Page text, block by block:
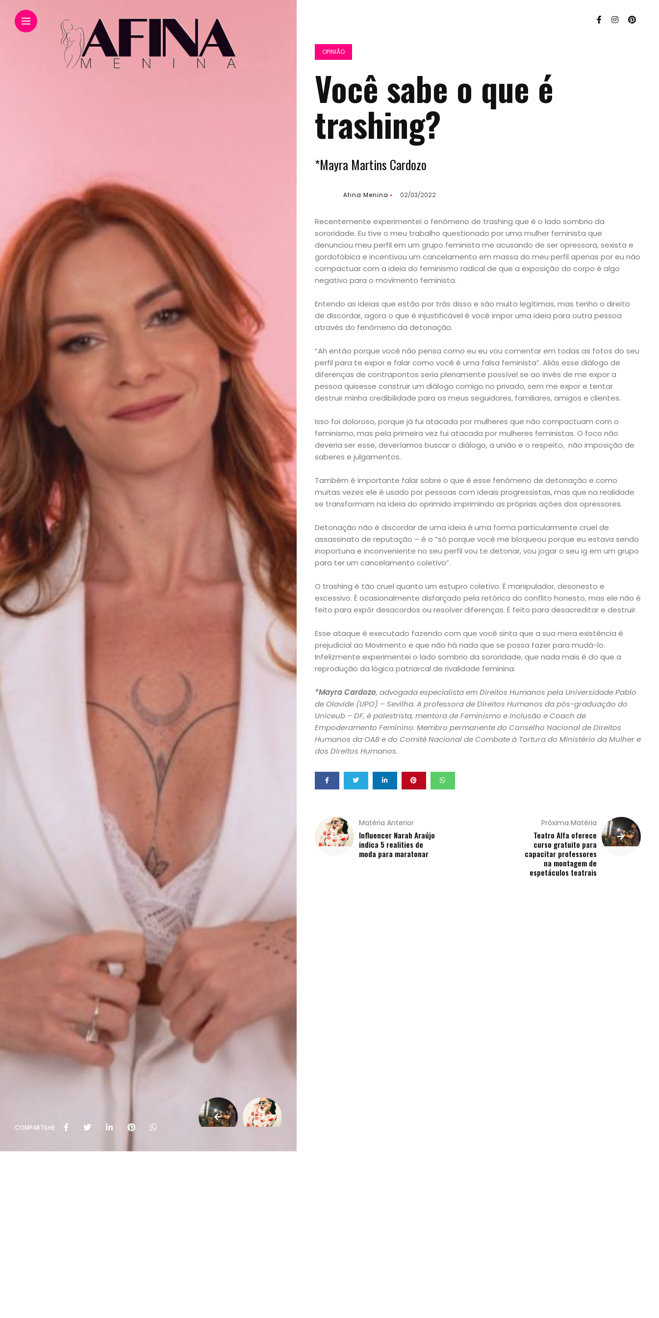
Início
Academia
Beleza
lá!
Casa
e
Decoração
Exclusiva
Homem
Mães
&
Filhos
Notícias
Pets
Receitas
COMPARTILHE:
OPINIÃO
Você sabe o que é
trashing?
*Mayra Martins Cardozo
Afina Menina 02/03/2022
Recentemente experimentei o fenômeno de trashing que é o lado sombrio da
sororidade. Eu tive o meu trabalho questionado por uma mulher feminista que
denunciou meu perfil em um grupo feminista me acusando de ser opressora, sexista e
gordofóbica e incentivou um cancelamento em massa do meu perfil apenas por eu não
compactuar com a ideia do feminismo radical de que a exposição do corpo é algo
negativo para o movimento feminista.
Entendo as ideias que estão por trás disso e são muito legítimas, mas tenho o direito
de discordar, agora o que é injustificável é você impor uma ideia para outra pessoa
através do fenômeno da detonação.
“Ah então porque você não pensa como eu eu vou comentar em todas as fotos do seu
perfil para te expor e falar como você é uma falsa feminista”. Aliás esse diálogo de
diferenças de contrapontos seria plenamente possível se ao invés de me expor a
pessoa quisesse construir um diálogo comigo no privado, sem me expor e tentar
destruir minha credibilidade para os meus seguidores, familiares, amigos e clientes.
Isso foi doloroso, porque já fui atacada por mulheres que não compactuam com o
feminismo, mas pela primeira vez fui atacada por mulheres feministas. O foco não
deveria ser esse, deveríamos buscar o diálogo, a união e o respeito, não imposição de
saberes e julgamentos.
Também é importante falar sobre o que é esse fenômeno de detonação e como
muitas vezes ele é usado por pessoas com ideais progressistas, mas que na realidade
se transformam na ideia do oprimido imprimindo as próprias ações dos opressores.
Detonação não é discordar de uma ideia é uma forma particularmente cruel de
assassinato de reputação – é o “só porque você me bloqueou porque eu estava sendo
inoportuna e inconveniente no seu perfil vou te detonar, vou jogar o seu ig em um grupo
para ter um cancelamento coletivo”.
O trashing é tão cruel quanto um estupro coletivo. É manipulador, desonesto e
excessivo. É ocasionalmente disfarçado pela retórica do conflito honesto, mas ele não é
feito para expôr desacordos ou resolver diferenças. É feito para desacreditar e destruir.
Esse ataque é executado fazendo com que você sinta que a sua mera existência é
prejudicial ao Movimento e que não há nada que se possa fazer para mudá-lo.
Infelizmente experimentei o lado sombrio da sororidade, que nada mais é do que a
reprodução da lógica patriarcal de rivalidade feminina.
*Mayra Cardozo, advogada especialista em Direitos Humanos pela Universidade Pablo
de Olavide (UPO) – Sevilha. A professora de Direitos Humanos da pós-graduação do
Uniceub – DF, é palestrista, mentora de Feminismo e Inclusão e Coach de
Empoderamento Feminino. Membro permanente do Conselho Nacional de Direitos
Humanos da OAB e do Comitê Nacional de Combate à Tortura do Ministério da Mulher e
dos Direitos Humanos.
Matéria Anterior
Influencer Narah Araújo
indica 5 realities de
moda para maratonar
Próxima Matéria
Teatro Alfa oferece
curso gratuito para
capacitar professores
na montagem de
espetáculos teatrais